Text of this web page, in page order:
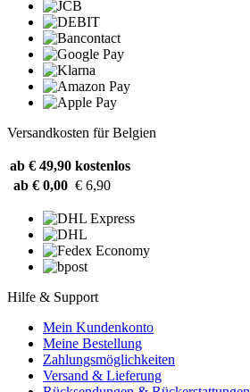
Versandkosten für Belgien
ab € 49,90 kostenlos
ab € 0,00 € 6,90
Hilfe & Support
Mein Kundenkonto
Meine Bestellung
Zahlungsmöglichkeiten
Versand & Lieferung